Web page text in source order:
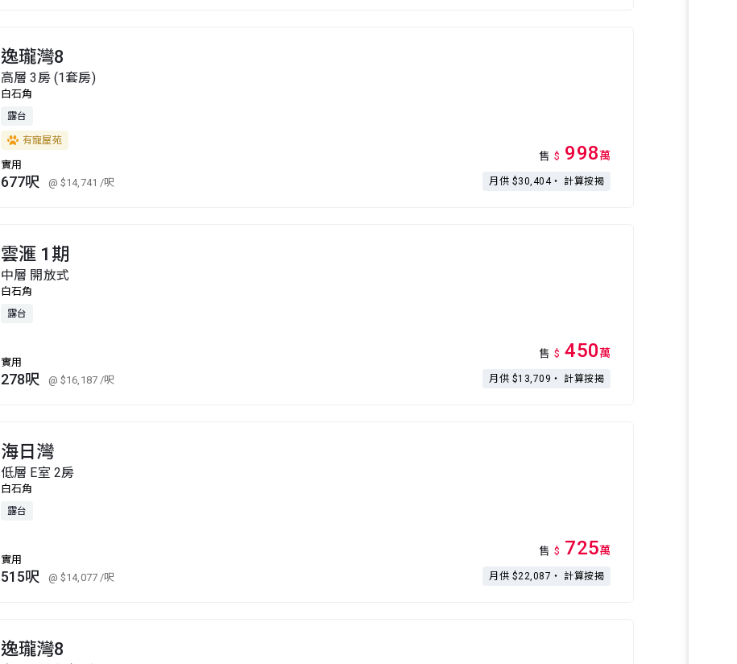
逸瓏灣8
高層 3房 (1套房)
白石角
露台
有寵屋苑
實用
677呎 @ $14,741/呎
售 $ 998萬
月供 $30,404・ 計算按揭
雲滙 1期
中層 開放式
白石角
露台
實用
278呎 @ $16,187 /呎
售 $ 450萬
月供 $13,709・ 計算按揭
海日灣
低層 E室 2房
白石角
露台
實用
515呎 @ $14,077 /呎
售 $ 725萬
月供 $22,087・ 計算按揭
逸瓏灣8